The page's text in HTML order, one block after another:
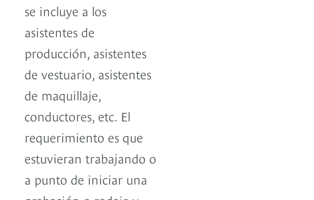
se incluye a los
asistentes de
producción, asistentes
de vestuario, asistentes
de maquillaje,
conductores, etc. El
requerimiento es que
estuvieran trabajando o
a punto de iniciar una